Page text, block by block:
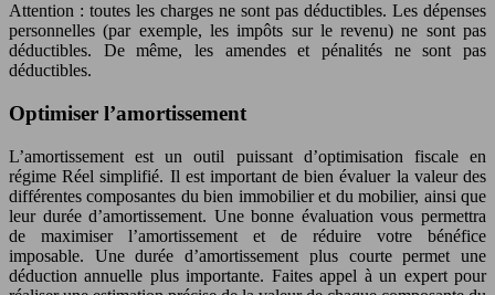
Attention : toutes les charges ne sont pas déductibles. Les dépenses
personnelles (par exemple, les impôts sur le revenu) ne sont pas
déductibles. De même, les amendes et pénalités ne sont pas
déductibles.
Optimiser l’amortissement
L’amortissement est un outil puissant d’optimisation fiscale en
régime Réel simplifié. Il est important de bien évaluer la valeur des
différentes composantes du bien immobilier et du mobilier, ainsi que
leur durée d’amortissement. Une bonne évaluation vous permettra
de maximiser l’amortissement et de réduire votre bénéfice
imposable. Une durée d’amortissement plus courte permet une
déduction annuelle plus importante. Faites appel à un expert pour